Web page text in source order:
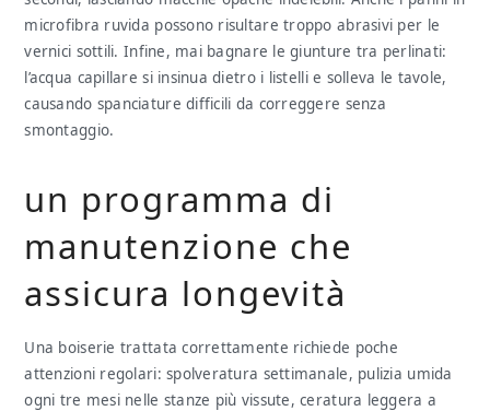
microfibra ruvida possono risultare troppo abrasivi per le
vernici sottili. Infine, mai bagnare le giunture tra perlinati:
l’acqua capillare si insinua dietro i listelli e solleva le tavole,
causando spanciature difficili da correggere senza
smontaggio.
un programma di
manutenzione che
assicura longevità
Una boiserie trattata correttamente richiede poche
attenzioni regolari: spolveratura settimanale, pulizia umida
ogni tre mesi nelle stanze più vissute, ceratura leggera a